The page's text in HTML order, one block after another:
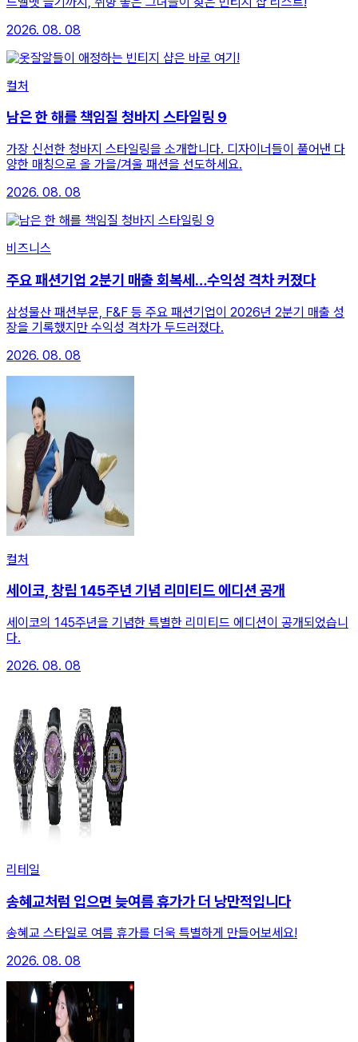
2026. 08. 08
컬처
남은 한 해를 책임질 청바지 스타일링 9
가장 신선한 청바지 스타일링을 소개합니다. 디자이너들이 풀어낸 다
양한 매칭으로 올 가을/겨울 패션을 선도하세요.
2026. 08. 08
비즈니스
주요 패션기업 2분기 매출 회복세…수익성 격차 커졌다
삼성물산 패션부문, F&F 등 주요 패션기업이 2026년 2분기 매출 성
장을 기록했지만 수익성 격차가 두드러졌다.
2026. 08. 08
컬처
세이코, 창립 145주년 기념 리미티드 에디션 공개
세이코의 145주년을 기념한 특별한 리미티드 에디션이 공개되었습니
다.
2026. 08. 08
리테일
송혜교처럼 입으면 늦여름 휴가가 더 낭만적입니다
송혜교 스타일로 여름 휴가를 더욱 특별하게 만들어보세요!
2026. 08. 08